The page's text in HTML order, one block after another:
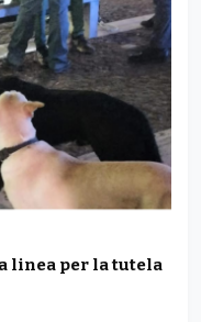
linea per la tutela